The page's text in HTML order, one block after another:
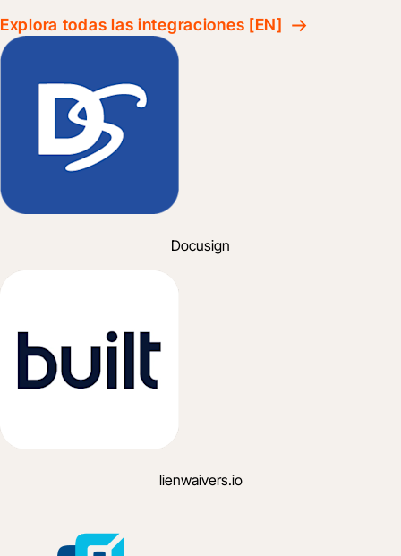
Explora todas las integraciones [EN]
Docusign
lienwaivers.io